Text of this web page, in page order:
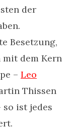
der
Besetzung,
dem Kern
– Leo
Thissen
so ist jedes